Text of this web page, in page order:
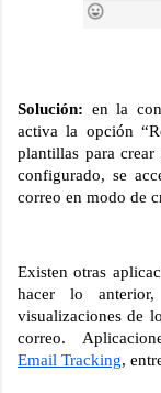
Solución: en la
activa la opción
plantillas para crear
configurado, se
correo en modo de
Existen otras
hacer lo
visualizaciones de
correo.
Email Tracking,